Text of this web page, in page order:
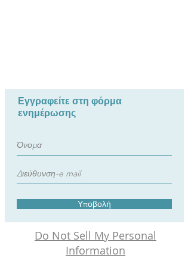
Εγγραφείτε στη φόρμα
ενημέρωσης
Υποβολή
Do Not Sell My Personal
Information